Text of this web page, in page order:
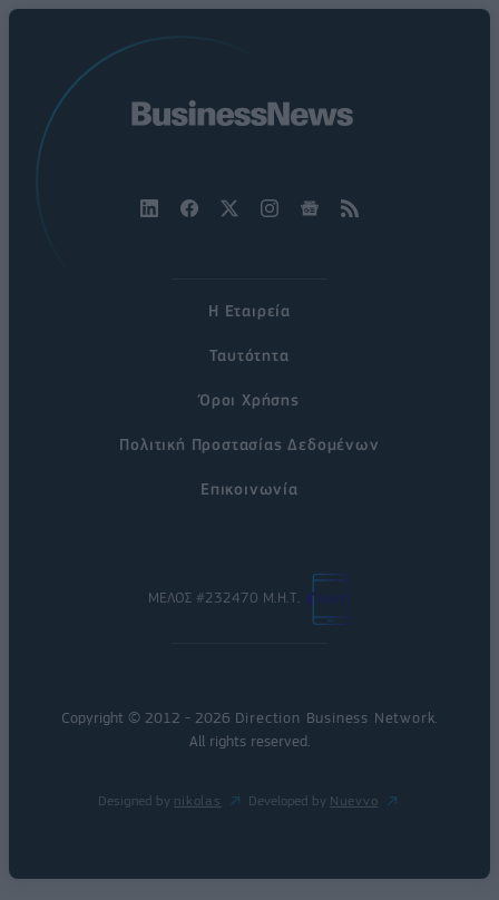
Η Εταιρεία
Ταυτότητα
Όροι Χρήσης
Πολιτική Προστασίας Δεδομένων
Επικοινωνία
ΜΕΛΟΣ #232470 Μ.Η.Τ.
Copyright © 2012 - 2026 Direction Business Network.
All rights reserved.
Designed by nikolas Developed by Nuevvo